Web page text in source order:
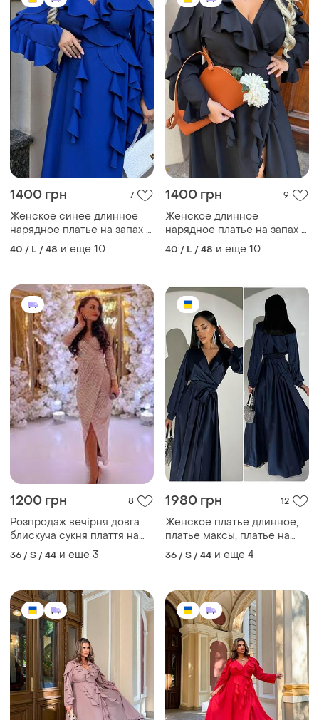
1400 грн 7
Женское синее длинное
нарядное платье на запах с
завитками
40 / L / 48 и еще 10
1400 грн 9
Женское длинное
нарядное платье на запах с
завитками черная
40 / L / 48 и еще 10
1200 грн 8
Розпродаж вечірня довга
блискуча сукня плаття на
запах з красивим декольте
36 / S / 44 и еще 3
1980 грн 12
Женское платье длинное,
платье максы, платье на
запах
36 / S / 44 и еще 4